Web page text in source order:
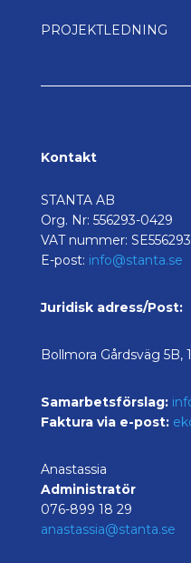
PROJEKTLEDNING
Kontakt
STANTA AB
Org. Nr: 556293-0429
VAT nummer:
E-post: info@stanta.se
Juridisk adress/Post:
Bollmora Gårdsväg 5B,
Samarbetsförslag:
Faktura via e-post:
Anastassia
Administratör
076-899 18 29
anastassia@stanta.se